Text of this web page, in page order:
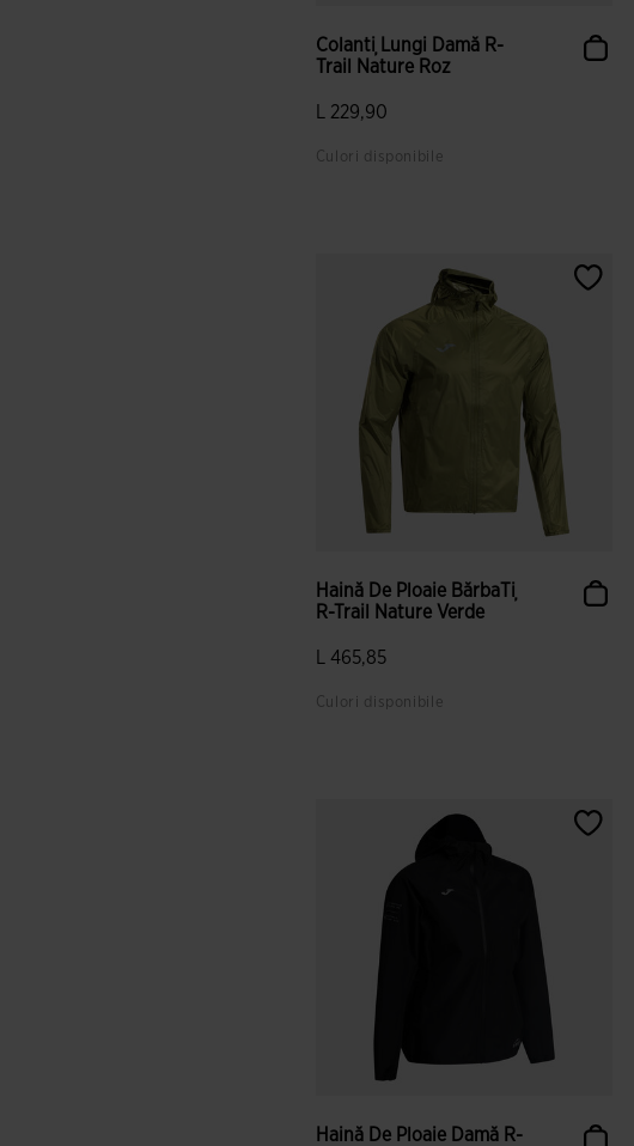
Colanți Lungi Damă R-
Trail Nature Roz
L 229,90
Culori disponibile
Haină De Ploaie BărbaȚi
R-Trail Nature Verde
L 465,85
Culori disponibile
Haină De Ploaie Damă R-